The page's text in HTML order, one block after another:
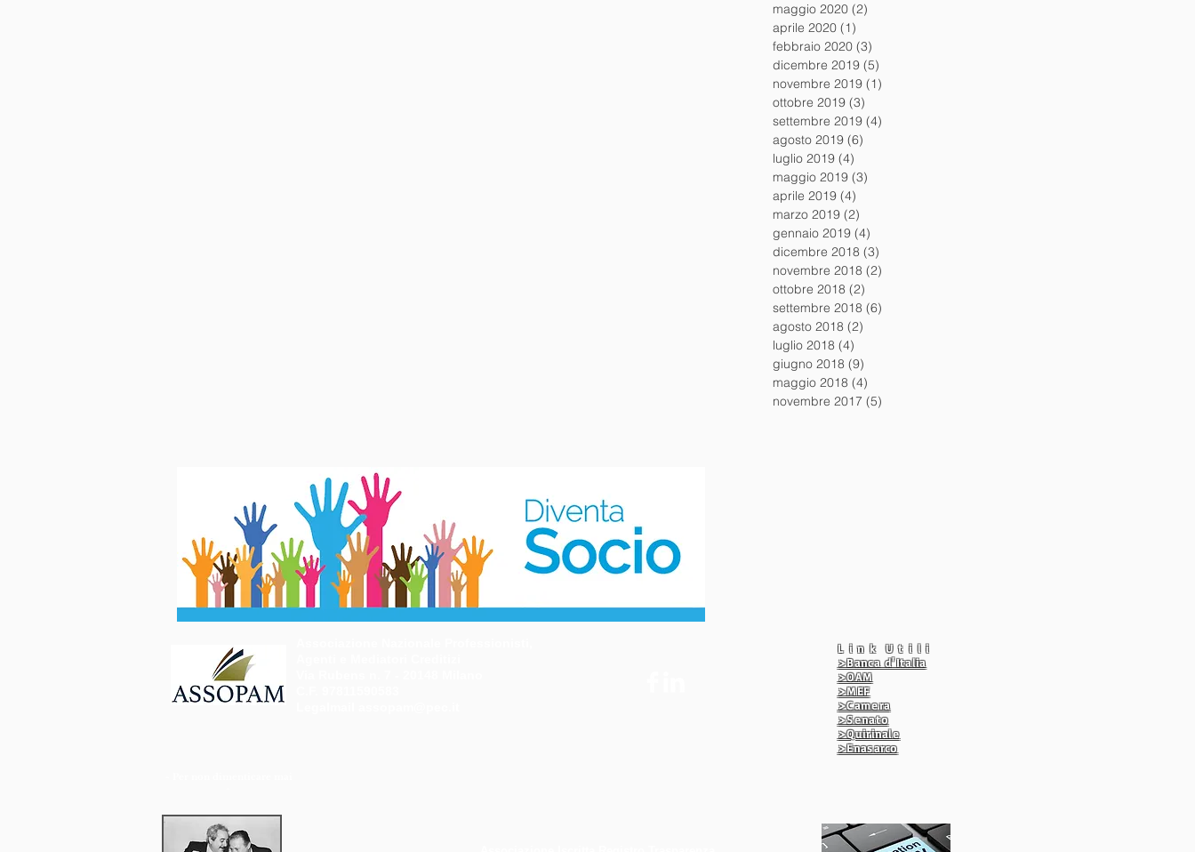
maggio 2020 (2)
aprile 2020 (1)
febbraio 2020 (3)
dicembre 2019 (5)
novembre 2019 (1)
ottobre 2019 (3)
settembre 2019 (4)
agosto 2019 (6)
luglio 2019 (4)
maggio 2019 (3)
aprile 2019 (4)
marzo 2019 (2)
gennaio 2019 (4)
dicembre 2018 (3)
novembre 2018 (2)
ottobre 2018 (2)
settembre 2018 (6)
agosto 2018 (2)
luglio 2018 (4)
giugno 2018 (9)
maggio 2018 (4)
novembre 2017 (5)
L i n k U t i l i
>Banca d'Italia
>OAM
>MEF
>Camera
>Senato
>Quirinale
>Enasarco